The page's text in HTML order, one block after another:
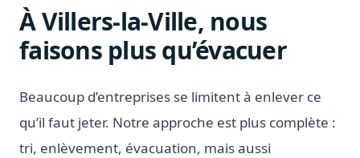
À Villers-la-Ville, nous
faisons plus qu’évacuer
Beaucoup d’entreprises se limitent à enlever ce
qu’il faut jeter. Notre approche est plus complète :
tri, enlèvement, évacuation, mais aussi